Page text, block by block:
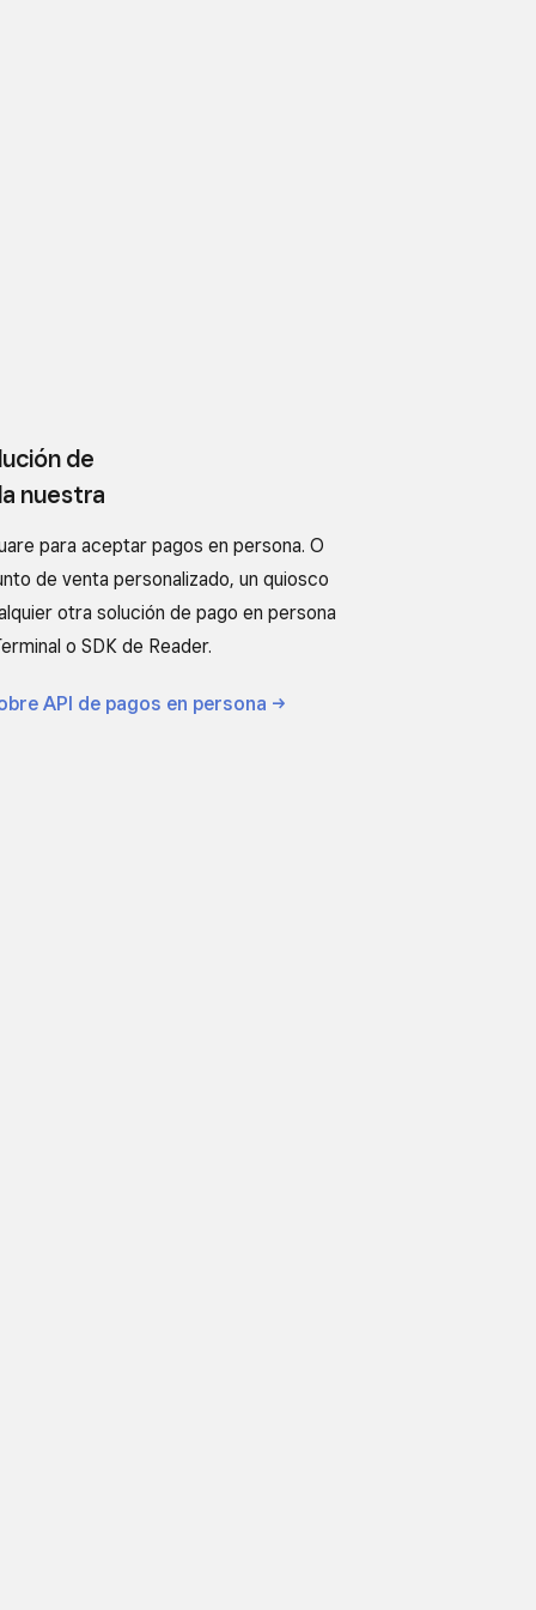
de
nuestra
para aceptar pagos en persona. O
de venta personalizado, un quiosco
otra solución de pago en persona
o SDK de Reader.
API de pagos en persona